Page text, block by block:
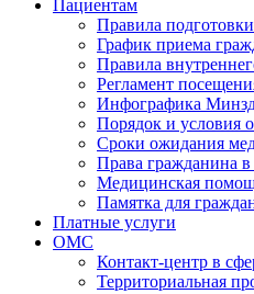
Пациентам
Правила
График приема
Правила
Регламент
Инфографика
Порядок и условия
Сроки ожидания
Права гражданина в
Медицинская
Памятка для
Платные услуги
ОМС
Контакт-центр в
Территориальная